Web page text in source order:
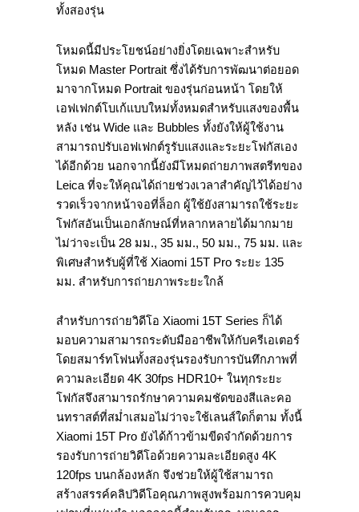
ทั้งสองรุ่น
โหมดนี้มีประโยชน์อย่างยิ่งโดยเฉพาะสำหรับ
โหมด Master Portrait ซึ่งได้รับการพัฒนาต่อยอด
มาจากโหมด Portrait ของรุ่นก่อนหน้า โดยให้
เอฟเฟกต์โบเก้แบบใหม่ทั้งหมดสำหรับแสงของพื้น
หลัง เช่น Wide และ Bubbles ทั้งยังให้ผู้ใช้งาน
สามารถปรับเอฟเฟกต์รูรับแสงและระยะโฟกัสเอง
ได้อีกด้วย นอกจากนี้ยังมีโหมดถ่ายภาพสตรีทของ
Leica ที่จะให้คุณได้ถ่ายช่วงเวลาสำคัญไว้ได้อย่าง
รวดเร็วจากหน้าจอที่ล็อก ผู้ใช้ยังสามารถใช้ระยะ
โฟกัสอันเป็นเอกลักษณ์ที่หลากหลายได้มากมาย
ไม่ว่าจะเป็น 28 มม., 35 มม., 50 มม., 75 มม. และ
พิเศษสำหรับผู้ที่ใช้ Xiaomi 15T Pro ระยะ 135
มม. สำหรับการถ่ายภาพระยะใกล้
สำหรับการถ่ายวิดีโอ Xiaomi 15T Series ก็ได้
มอบความสามารถระดับมืออาชีพให้กับครีเอเตอร์
โดยสมาร์ทโฟนทั้งสองรุ่นรองรับการบันทึกภาพที่
ความละเอียด 4K 30fps HDR10+ ในทุกระยะ
โฟกัสจึงสามารถรักษาความคมชัดของสีและคอ
นทราสต์ที่สม่ำเสมอไม่ว่าจะใช้เลนส์ใดก็ตาม ทั้งนี้
Xiaomi 15T Pro ยังได้ก้าวข้ามขีดจำกัดด้วยการ
รองรับการถ่ายวิดีโอด้วยความละเอียดสูง 4K
120fps บนกล้องหลัก จึงช่วยให้ผู้ใช้สามารถ
สร้างสรรค์คลิปวิดีโอคุณภาพสูงพร้อมการควบคุม